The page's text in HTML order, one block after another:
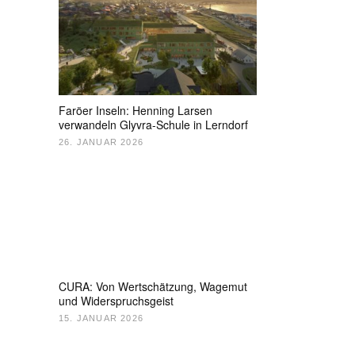
Faröer Inseln: Henning Larsen
verwandeln Glyvra-Schule in Lerndorf
26. JANUAR 2026
CURA: Von Wertschätzung, Wagemut
und Widerspruchsgeist
15. JANUAR 2026